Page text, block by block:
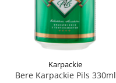
Karpackie
Bere Karpackie Pils 330ml